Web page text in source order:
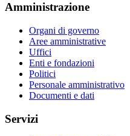
Amministrazione
Organi di governo
Aree amministrative
Uffici
Enti e fondazioni
Politici
Personale amministrativo
Documenti e dati
Servizi